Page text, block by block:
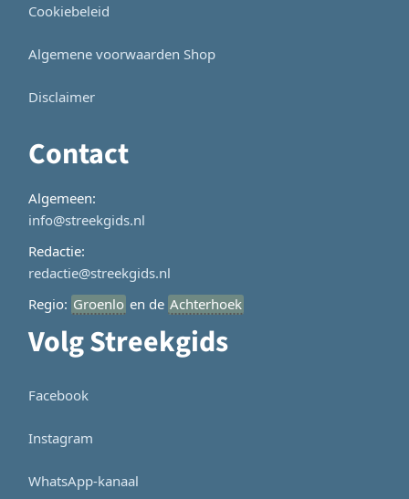
Cookiebeleid
Algemene voorwaarden Shop
Disclaimer
Contact
Algemeen:
info@streekgids.nl
Redactie:
redactie@streekgids.nl
Regio: Groenlo en de Achterhoek
Volg Streekgids
Facebook
Instagram
WhatsApp-kanaal